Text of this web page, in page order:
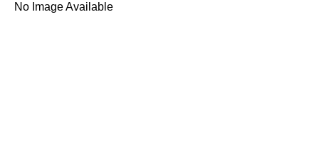
No Image Available